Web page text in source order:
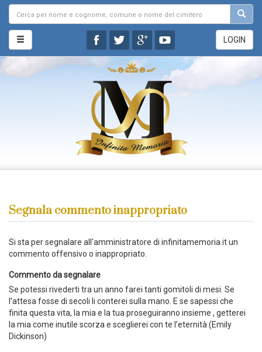
LOGIN
Segnala commento inappropriato
Si sta per segnalare all'amministratore di infinitamemoria.it un
commento offensivo o inappropriato.
Commento da segnalare
Se potessi rivederti tra un anno farei tanti gomitoli di mesi. Se
l’attesa fosse di secoli li conterei sulla mano. E se sapessi che
finita questa vita, la mia e la tua proseguiranno insieme , getterei
la mia come inutile scorza e sceglierei con te l’eternità (Emily
Dickinson)